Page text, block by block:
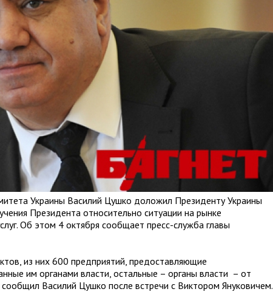
Украины Василий Цушко доложил Президенту Украины
Президента относительно ситуации на рынке
Об этом 4 октября сообщает пресс-служба главы
из них 600 предприятий, предоставляющие
им органами власти, остальные – органы власти – от
Василий Цушко после встречи с Виктором Януковичем.